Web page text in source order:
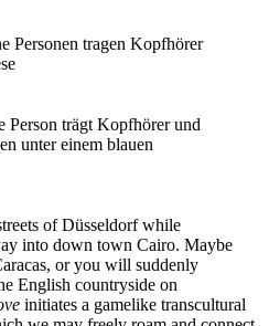
of Düsseldorf while
into down town Cairo. Maybe
or you will suddenly
English countryside on
initiates a gamelike transcultural